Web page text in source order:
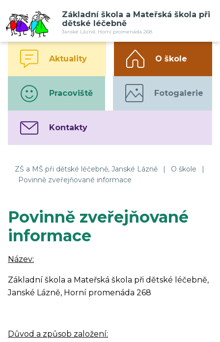
Základní škola a Mateřská škola při
dětské léčebně
Janské Lázně, Horní promenáda 268
Aktuality O škole
Pracoviště Fotogalerie
Kontakty
ZŠ a MŠ při dětské léčebně, Janské Lázně | O škole
|
Povinně zveřejňované informace
Povinně zveřejňované
informace
Název:
Základní škola a Mateřská škola při dětské léčebně,
Janské Lázně, Horní promenáda 268
Důvod a způsob založení: